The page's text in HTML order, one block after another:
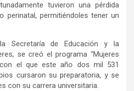
tuvieron una pérdida
perinatal, permitiéndoles tener un
Secretaría de Educación y la
se creó el programa “Mujeres
con el que este año dos mil 531
cursaron su preparatoria, y se
con su carrera universitaria.